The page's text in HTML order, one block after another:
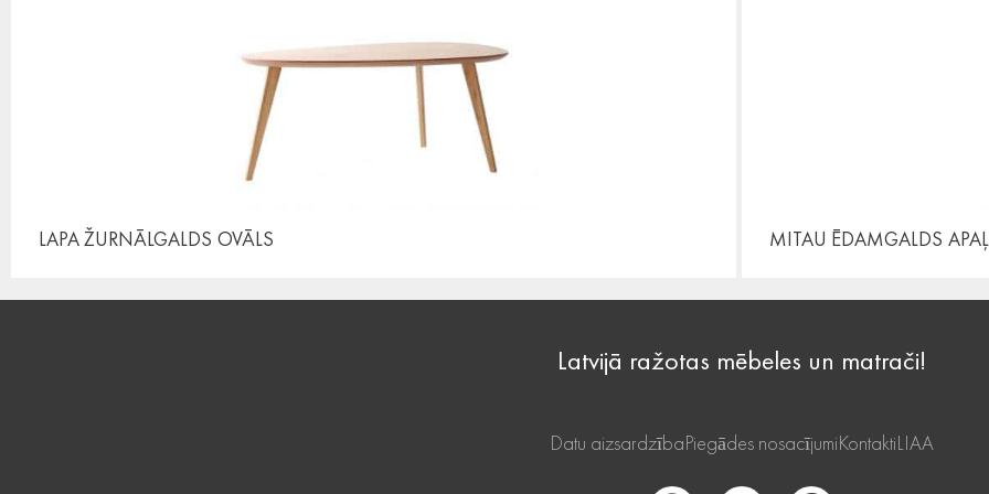
LAPA ŽURNĀLGALDS OVĀLS MITAU ĒDAMGALDS
Latvijā ražotas mēbeles un matrači!
Datu aizsardzībaPiegādes nosacījumiKontaktiLIAA